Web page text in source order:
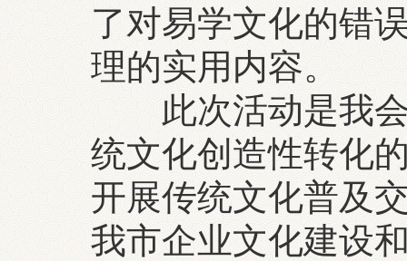
了对易学文化的错
理的实用内容。
此次活动是我会
统文化创造性转化
开展传统文化普及
我市企业文化建设